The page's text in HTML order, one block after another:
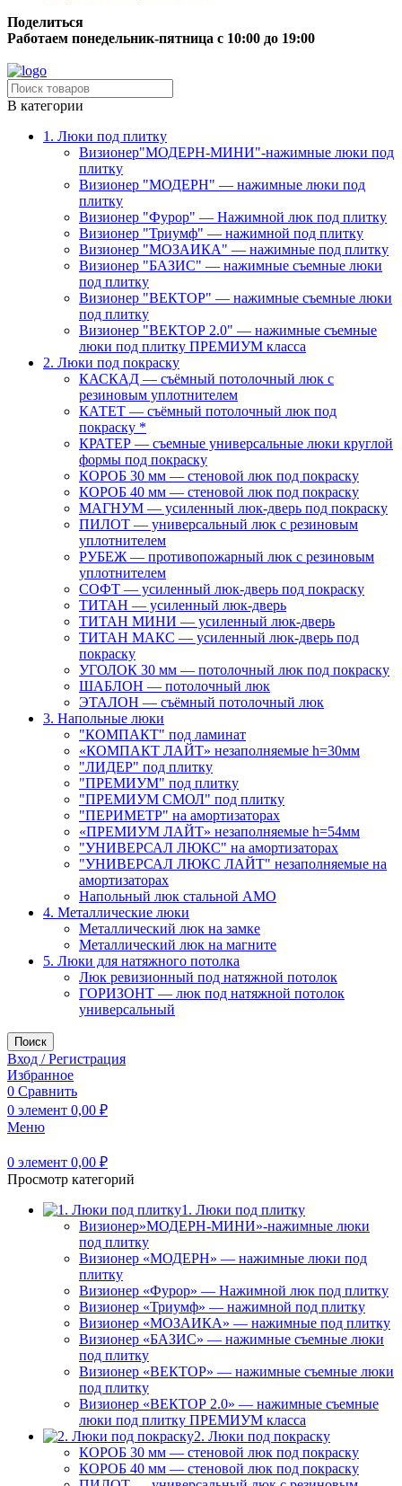
Поделиться
Работаем понедельник-пятница с 10:00 до 19:00
В категории
1. Люки под плитку
Визионер"МОДЕРН-МИНИ"-нажимные люки под
плитку
Визионер "МОДЕРН" — нажимные люки под
плитку
Визионер "Фурор" — Нажимной люк под плитку
Визионер "Триумф" — нажимной под плитку
Визионер "МОЗАИКА" — нажимные под плитку
Визионер "БАЗИС" — нажимные съемные люки
под плитку
Визионер "ВЕКТОР" — нажимные съемные люки
под плитку
Визионер "ВЕКТОР 2.0" — нажимные съемные
люки под плитку ПРЕМИУМ класса
2. Люки под покраску
КАСКАД — съёмный потолочный люк с
резиновым уплотнителем
КАТЕТ — съёмный потолочный люк под
покраску *
КРАТЕР — съемные универсальные люки круглой
формы под покраску
КОРОБ 30 мм — стеновой люк под покраску
КОРОБ 40 мм — стеновой люк под покраску
МАГНУМ — усиленный люк-дверь под покраску
ПИЛОТ — универсальный люк с резиновым
уплотнителем
РУБЕЖ — противопожарный люк с резиновым
уплотнителем
СОФТ — усиленный люк-дверь под покраску
ТИТАН — усиленный люк-дверь
ТИТАН МИНИ — усиленный люк-дверь
ТИТАН МАКС — усиленный люк-дверь под
покраску
УГОЛОК 30 мм — потолочный люк под покраску
ШАБЛОН — потолочный люк
ЭТАЛОН — съёмный потолочный люк
3. Напольные люки
"КОМПАКТ" под ламинат
«КОМПАКТ ЛАЙТ» незаполняемые h=30мм
"ЛИДЕР" под плитку
"ПРЕМИУМ" под плитку
"ПРЕМИУМ СМОЛ" под плитку
"ПЕРИМЕТР" на амортизаторах
«ПРЕМИУМ ЛАЙТ» незаполняемые h=54мм
"УНИВЕРСАЛ ЛЮКС" на амортизаторах
"УНИВЕРСАЛ ЛЮКС ЛАЙТ" незаполняемые на
амортизаторах
Напольный люк стальной АМО
4. Металлические люки
Металлический люк на замке
Металлический люк на магните
5. Люки для натяжного потолка
Люк ревизионный под натяжной потолок
ГОРИЗОНТ — люк под натяжной потолок
универсальный
Поиск
Вход / Регистрация
Избранное
0 Сравнить
0 элемент 0,00 ₽
Меню
0 элемент 0,00 ₽
Просмотр категорий
1. Люки под плитку
Визионер»МОДЕРН-МИНИ»-нажимные люки
под плитку
Визионер «МОДЕРН» — нажимные люки под
плитку
Визионер «Фурор» — Нажимной люк под плитку
Визионер «Триумф» — нажимной под плитку
Визионер «МОЗАИКА» — нажимные под плитку
Визионер «БАЗИС» — нажимные съемные люки
под плитку
Визионер «ВЕКТОР» — нажимные съемные люки
под плитку
Визионер «ВЕКТОР 2.0» — нажимные съемные
люки под плитку ПРЕМИУМ класса
2. Люки под покраску
КОРОБ 30 мм — стеновой люк под покраску
КОРОБ 40 мм — стеновой люк под покраску